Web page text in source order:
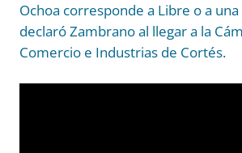
Ochoa corresponde a Libre o a
declaró Zambrano al llegar a la
Comercio e Industrias de Cortés.